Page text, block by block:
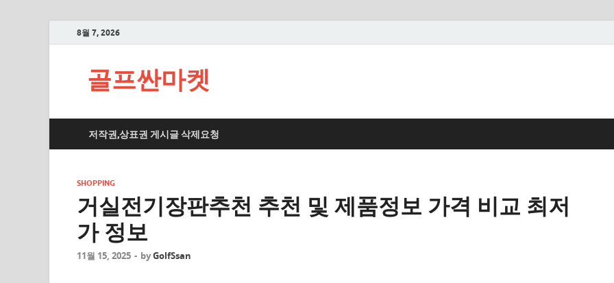
8월 7, 2026
골프싼마켓
저작권,상표권 게시글 삭제요청
SHOPPING
거실전기장판추천 추천 및 제품정보 가격 비교 최저
가 정보
11월 15, 2025 - byGolfSsan